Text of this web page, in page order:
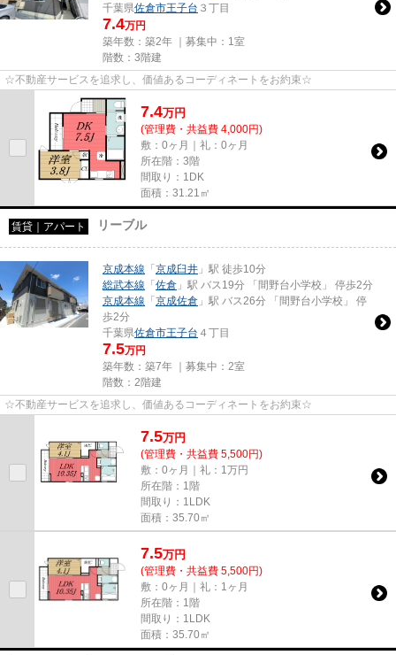
千葉県佐倉市王子台 ３丁目
7.4万円
築年数：築2年 ｜募集中： 1室
階数：3階建
☆不動産サービスを追求し、価値あるコーディネートをお約束☆
7.4万円
(管理費・共益費 4,000円)
敷：0ヶ月｜礼：0ヶ月
所在階：3階
間取り：1DK
面積：31.21㎡
賃貸｜アパート リーブル
京成本線 「 京成臼井 」駅 徒歩10分
総武本線 「 佐倉 」駅 バス19分 「間野台小学校」 停歩2分
京成本線 「 京成佐倉 」駅 バス26分 「間野台小学校」 停
歩2分
千葉県佐倉市王子台 ４丁目
7.5万円
築年数：築7年 ｜募集中： 2室
階数：2階建
☆不動産サービスを追求し、価値あるコーディネートをお約束☆
7.5万円
(管理費・共益費 5,500円)
敷：0ヶ月｜礼：1万円
所在階：1階
間取り：1LDK
面積：35.70㎡
7.5万円
(管理費・共益費 5,500円)
敷：0ヶ月｜礼：1ヶ月
所在階：1階
間取り：1LDK
面積：35.70㎡